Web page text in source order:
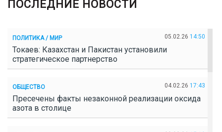
ПОСЛЕДНИЕ НОВОСТИ
ПОЛИТИКА / МИР 05.02.26 14:50
Токаев: Казахстан и Пакистан установили
стратегическое партнерство
ОБЩЕСТВО 04.02.26 17:43
Пресечены факты незаконной реализации оксида
азота в столице